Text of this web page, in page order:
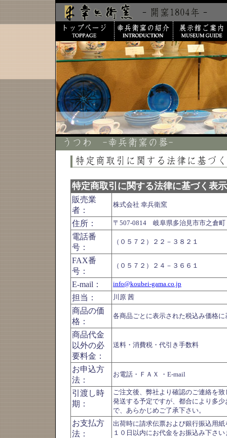
特定商取引に関する法律に基づく表示
販売業
者：
株式会社 幸兵衛窯
住所： 〒507-0814 岐阜県多治見市市之倉町
電話番
号：
（０５７２）２２－３８２１
FAX番
号：
（０５７２）２４－３６６１
E-mail： info@koubei-gama.co.jp
担当： 川原 茜
商品の価
格：
各商品ごとに表示された税込み価格に
商品代金
以外の必
要料金：
送料・消費税・代引き手数料
お申込方
法：
お電話・ＦＡＸ ・E-mail
引渡し時
期：
ご注文後、弊社より確認のご連絡を
発送する予定ですが、都合により多
で、あらかじめご了承下さい。
お支払方
法：
出荷時に請求伝票および銀行振込用
１０日以内にお代金をお振込み下さ